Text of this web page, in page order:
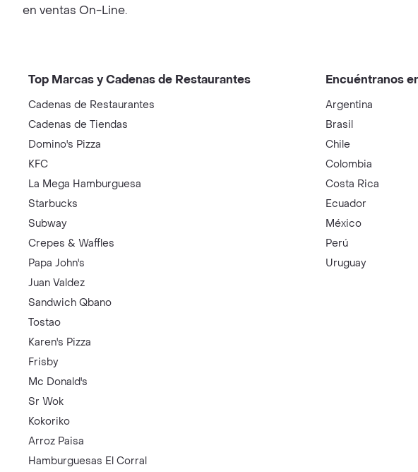
en ventas On-Line.
Top Marcas y Cadenas de Restaurantes
Cadenas de Restaurantes
Cadenas de Tiendas
Domino's Pizza
KFC
La Mega Hamburguesa
Starbucks
Subway
Crepes & Waffles
Papa John's
Juan Valdez
Sandwich Qbano
Tostao
Karen's Pizza
Frisby
Mc Donald's
Sr Wok
Kokoriko
Arroz Paisa
Hamburguesas El Corral
Encuéntranos
Argentina
Brasil
Chile
Colombia
Costa Rica
Ecuador
México
Perú
Uruguay